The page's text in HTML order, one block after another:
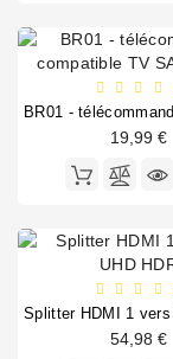
19,99 €
54,98 €